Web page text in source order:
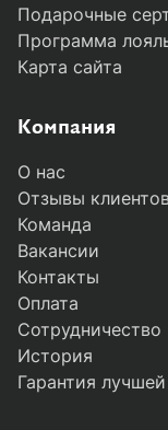
Подарочные
Программа
Карта сайта
Компания
О нас
Отзывы
Команда
Вакансии
Контакты
Оплата
Сотрудничество
История
Гарантия